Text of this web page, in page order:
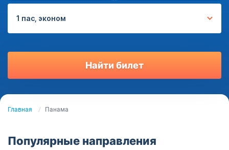
1 пас, эконом
Найти билет
Главная Панама
Популярные направления